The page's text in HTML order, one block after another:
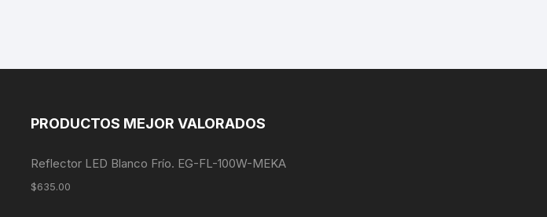
PRODUCTOS MEJOR VALORADOS
Reflector LED Blanco Frío. EG-FL-100W-MEKA
$635.00